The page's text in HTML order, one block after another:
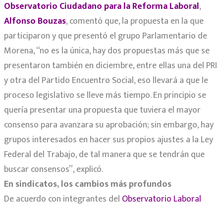
Observatorio Ciudadano para la Reforma Laboral,
Alfonso Bouzas, comentó que, la propuesta en la que
participaron y que presentó el grupo Parlamentario de
Morena, “no es la única, hay dos propuestas más que se
presentaron también en diciembre, entre ellas una del PRI
y otra del Partido Encuentro Social, eso llevará a que le
proceso legislativo se lleve más tiempo. En principio se
quería presentar una propuesta que tuviera el mayor
consenso para avanzara su aprobación; sin embargo, hay
grupos interesados en hacer sus propios ajustes a la Ley
Federal del Trabajo, de tal manera que se tendrán que
buscar consensos”, explicó.
En sindicatos, los cambios más profundos
De acuerdo con integrantes del Observatorio Laboral